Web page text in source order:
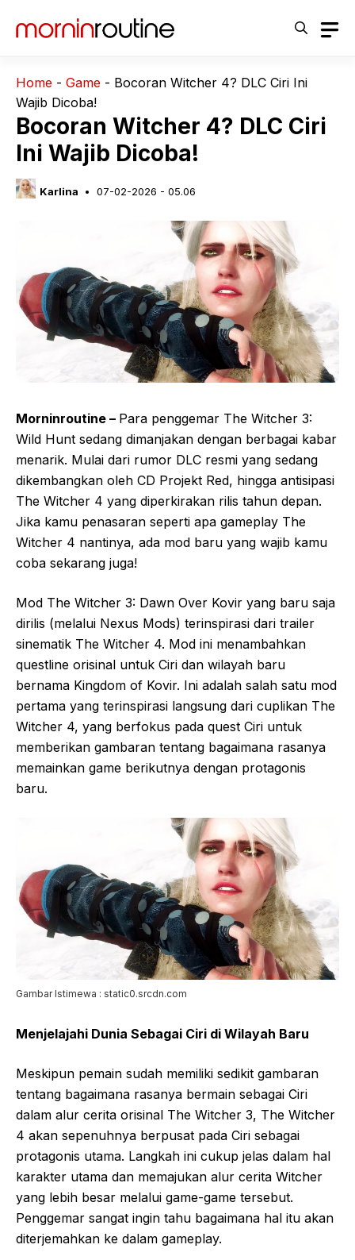
Home - Game - Bocoran Witcher 4? DLC Ciri Ini
Wajib Dicoba!
Bocoran Witcher 4? DLC Ciri
Ini Wajib Dicoba!
Karlina 07-02-2026 - 05.06
Morninroutine – Para penggemar The Witcher 3:
Wild Hunt sedang dimanjakan dengan berbagai kabar
menarik. Mulai dari rumor DLC resmi yang sedang
dikembangkan oleh CD Projekt Red, hingga antisipasi
The Witcher 4 yang diperkirakan rilis tahun depan.
Jika kamu penasaran seperti apa gameplay The
Witcher 4 nantinya, ada mod baru yang wajib kamu
coba sekarang juga!
Mod The Witcher 3: Dawn Over Kovir yang baru saja
dirilis (melalui Nexus Mods) terinspirasi dari trailer
sinematik The Witcher 4. Mod ini menambahkan
questline orisinal untuk Ciri dan wilayah baru
bernama Kingdom of Kovir. Ini adalah salah satu mod
pertama yang terinspirasi langsung dari cuplikan The
Witcher 4, yang berfokus pada quest Ciri untuk
memberikan gambaran tentang bagaimana rasanya
memainkan game berikutnya dengan protagonis
baru.
Gambar Istimewa : static0.srcdn.com
Menjelajahi Dunia Sebagai Ciri di Wilayah Baru
Meskipun pemain sudah memiliki sedikit gambaran
tentang bagaimana rasanya bermain sebagai Ciri
dalam alur cerita orisinal The Witcher 3, The Witcher
4 akan sepenuhnya berpusat pada Ciri sebagai
protagonis utama. Langkah ini cukup jelas dalam hal
karakter utama dan memajukan alur cerita Witcher
yang lebih besar melalui game-game tersebut.
Penggemar sangat ingin tahu bagaimana hal itu akan
diterjemahkan ke dalam gameplay.